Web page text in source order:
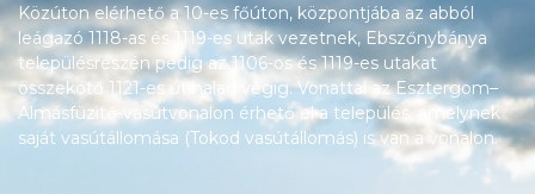
Közúton elérhető a 10-es főúton, központjába az abból
leágazó 1118-as és 1119-es utak vezetnek, Ebszőnybánya
településrészén pedig az 1106-os és 1119-es utakat
összekötő 1121-es út halad végig. Vonattal az Esztergom–
Almásfüzitő-vasútvonalon érhető el a település, amelynek
saját vasútállomása (Tokod vasútállomás) is van a vonalon.